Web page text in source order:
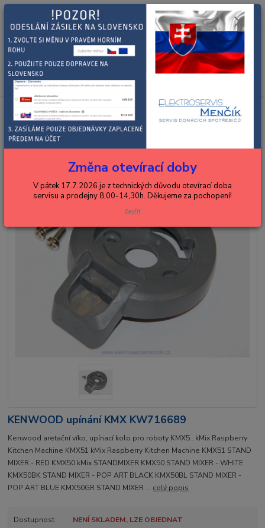
Menu
+420 602 288 130
(Po-Pá, 8-15 hod.)
0ks
za0,00 Kč
KENWOOD KENWOOD upínání KMX KW716689
KENWOOD upínání KMX
KW716689
KENWOOD upínání KMX KW716689
Kenwood aretační víko, upínací kolo pro roboty KMX5.. kMix Raspberry
Kitchen Machine KMX51 kMix Raspberry Kitchen Machine KMX51 STAND
MIXER - RED KMX50 kMix STANDMIXER KMX50 STAND MIXER - WHITE
KMX50BK STAND MIXER - POP ART BLACK KMX50BL STAND MIXER -
POP ART BLUE KMX50GR STAND MIXER ... celý popis
Dostupnost NENÍ SKLADEM, LZE OBJEDNAT
Změna otevírací doby
V pátek 17.7.2026 je z technických důvodu otevírací doba
servisu a prodejny 8,00-14,30h. Děkujeme za pochopení!
Zavřít